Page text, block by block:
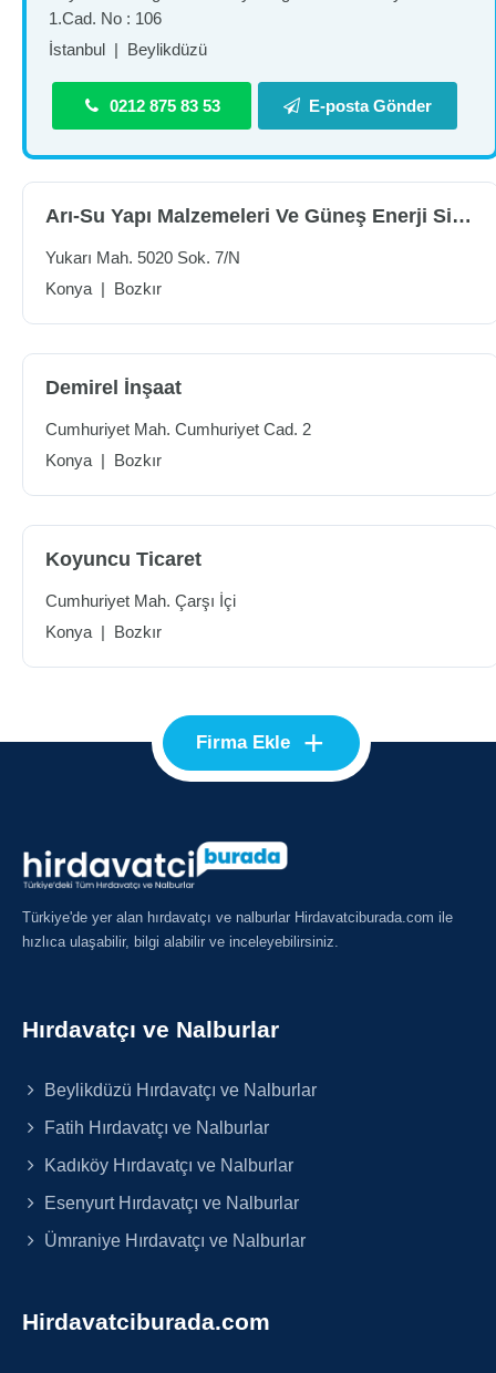
1.Cad. No : 106
İstanbul | Beylikdüzü
0212 875 83 53 E-posta Gönder
Arı-Su Yapı Malzemeleri Ve Güneş Enerji Sistemleri
Yukarı Mah. 5020 Sok. 7/N
Konya | Bozkır
Demirel İnşaat
Cumhuriyet Mah. Cumhuriyet Cad. 2
Konya | Bozkır
Koyuncu Ticaret
Cumhuriyet Mah. Çarşı İçi
Konya | Bozkır
Firma Ekle +
Türkiye'de yer alan hırdavatçı ve nalburlar Hirdavatciburada.com ile
hızlıca ulaşabilir, bilgi alabilir ve inceleyebilirsiniz.
Hırdavatçı ve Nalburlar
Beylikdüzü Hırdavatçı ve Nalburlar
Fatih Hırdavatçı ve Nalburlar
Kadıköy Hırdavatçı ve Nalburlar
Esenyurt Hırdavatçı ve Nalburlar
Ümraniye Hırdavatçı ve Nalburlar
Hirdavatciburada.com